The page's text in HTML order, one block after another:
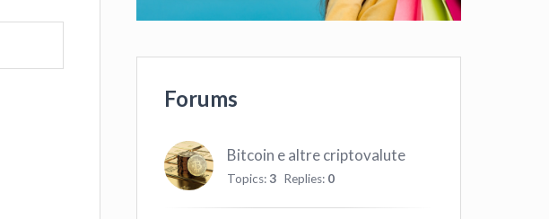
Forums
Bitcoin e altre criptovalute
Topics:3 Replies: 0